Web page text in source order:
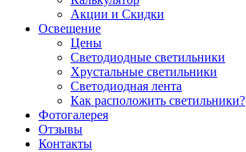
Акции и Скидки
Освещение
Цены
Светодиодные светильники
Хрустальные светильники
Светодиодная лента
Как расположить светильники?
Фотогалерея
Отзывы
Контакты